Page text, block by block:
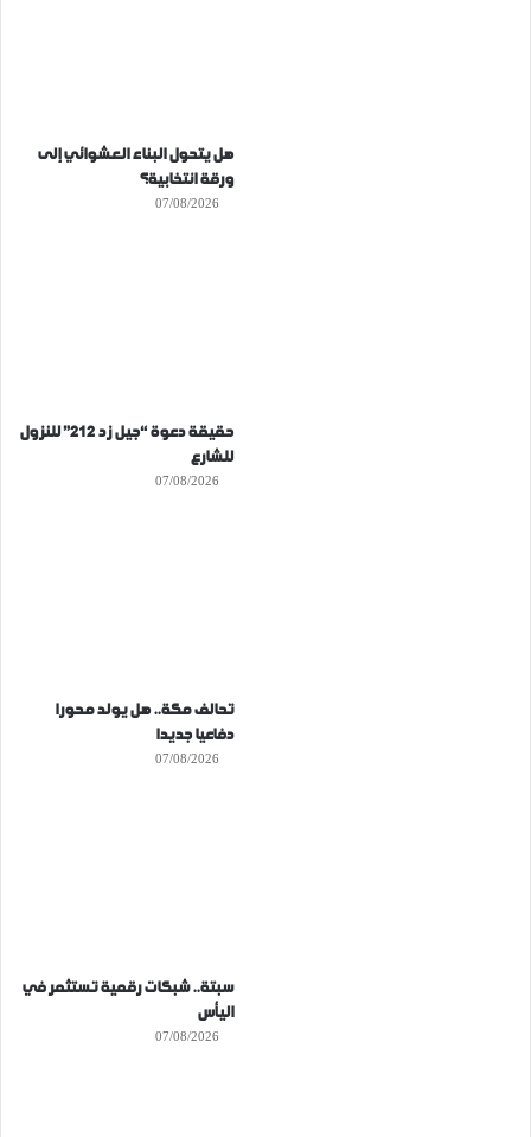
هل يتحول البناء العشوائي إلى
ورقة انتخابية؟
07/08/2026
حقيقة دعوة “جيل زد 212” للنزول
للشارع
07/08/2026
تحالف مكة.. هل يولد محورا
دفاعيا جديدا
07/08/2026
سبتة.. شبكات رقمية تستثمر في
اليأس
07/08/2026